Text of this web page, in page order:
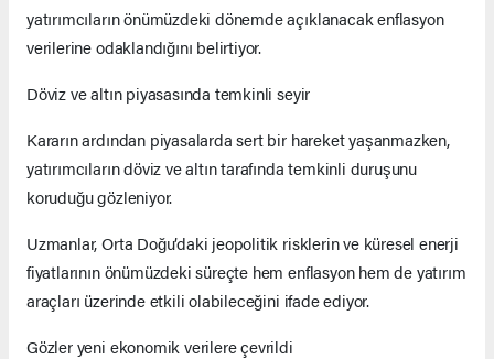
yatırımcıların önümüzdeki dönemde açıklanacak enflasyon
verilerine odaklandığını belirtiyor.
Döviz ve altın piyasasında temkinli seyir
Kararın ardından piyasalarda sert bir hareket yaşanmazken,
yatırımcıların döviz ve altın tarafında temkinli duruşunu
koruduğu gözleniyor.
Uzmanlar, Orta Doğu’daki jeopolitik risklerin ve küresel enerji
fiyatlarının önümüzdeki süreçte hem enflasyon hem de yatırım
araçları üzerinde etkili olabileceğini ifade ediyor.
Gözler yeni ekonomik verilere çevrildi